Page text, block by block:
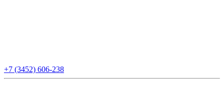
+7 (3452) 606-238